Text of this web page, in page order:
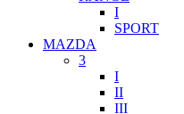
I
SPORT
MAZDA
3
I
II
III